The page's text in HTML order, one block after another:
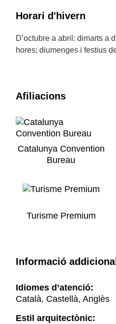
Horari d'hivern
D’octubre a abril: dimarts a
hores; diumenges i festius
Afiliacions
Catalunya Convention
Bureau
Turisme Premium
Informació addicional
Idiomes d’atenció:
Català, Castellà, Anglès
Estil arquitectònic: